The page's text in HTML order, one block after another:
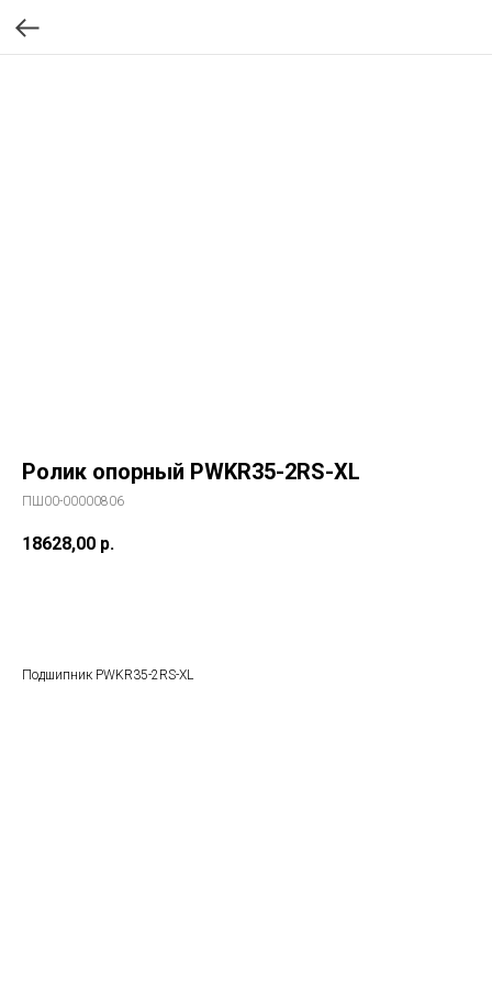
Ролик опорный PWKR35-2RS-XL
ПШ00-00000806
18628,00 р.
Подшипник PWKR35-2RS-XL